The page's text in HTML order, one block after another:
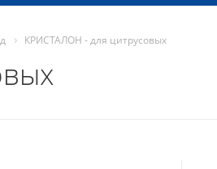
КРИСТАЛОН - для цитрусовых